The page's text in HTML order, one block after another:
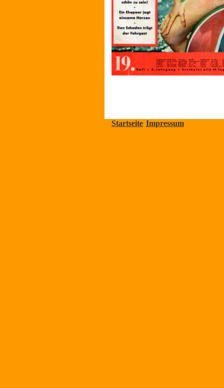
Startseite Impressum